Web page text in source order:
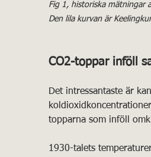
Fig 1, historiska mätningar
Den lila kurvan är
CO2-toppar inföll
Det intressantaste är
topparna som inföll
1930-talets